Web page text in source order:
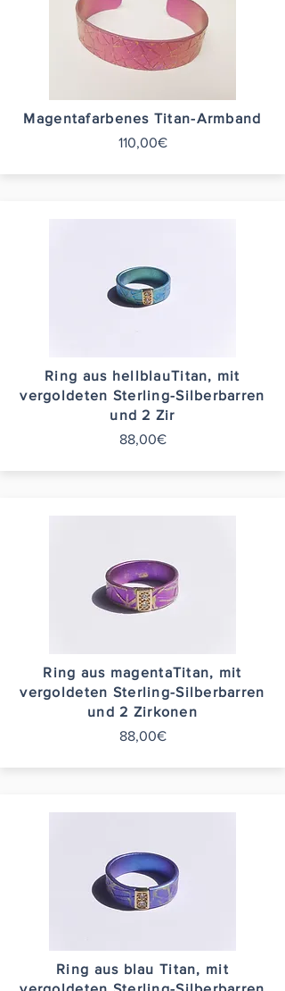
Magentafarbenes Titan-Armband
110,00€
Ring aus hellblauTitan, mit
vergoldeten Sterling-Silberbarren
und 2 Zir
88,00€
Ring aus magentaTitan, mit
vergoldeten Sterling-Silberbarren
und 2 Zirkonen
88,00€
Ring aus blau Titan, mit